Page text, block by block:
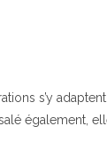
s’y
également,